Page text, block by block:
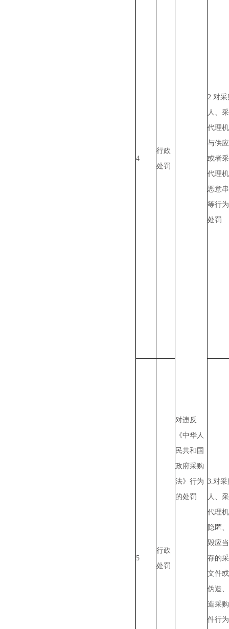
对违反
《中华人
民共和国
政府采购
法》行为
的处罚
4
行政
处罚
2.对采
人、
代理
与供
或者
代理
恶意
等行
处罚
5
行政
处罚
3.对采
人、
代理
隐匿
毁应
存的
文件
伪造
造采
件行